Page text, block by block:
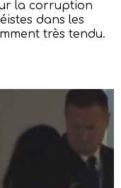
la corruption
dans les
très tendu.